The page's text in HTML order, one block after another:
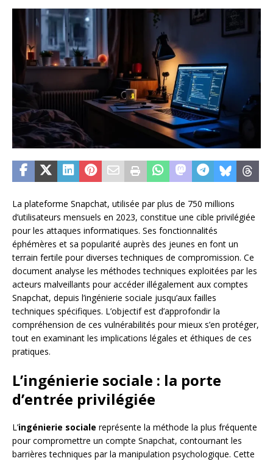
La plateforme Snapchat, utilisée par plus de 750 millions
d’utilisateurs mensuels en 2023, constitue une cible privilégiée
pour les attaques informatiques. Ses fonctionnalités
éphémères et sa popularité auprès des jeunes en font un
terrain fertile pour diverses techniques de compromission. Ce
document analyse les méthodes techniques exploitées par les
acteurs malveillants pour accéder illégalement aux comptes
Snapchat, depuis l’ingénierie sociale jusqu’aux failles
techniques spécifiques. L’objectif est d’approfondir la
compréhension de ces vulnérabilités pour mieux s’en protéger,
tout en examinant les implications légales et éthiques de ces
pratiques.
L’ingénierie sociale : la porte
d’entrée privilégiée
L’ingénierie sociale représente la méthode la plus fréquente
pour compromettre un compte Snapchat, contournant les
barrières techniques par la manipulation psychologique. Cette